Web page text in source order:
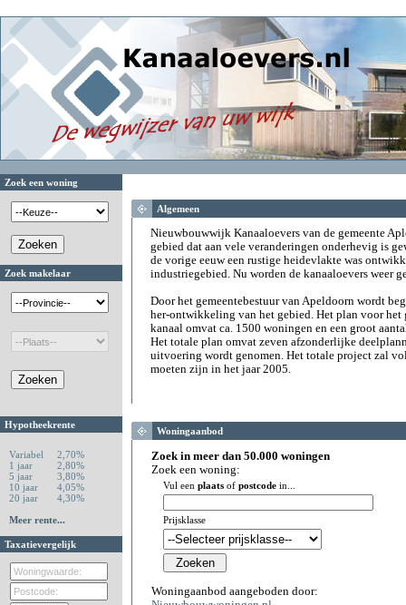
Zoek een woning
Zoek makelaar
Hypotheekrente
Variabel
2,70%
1 jaar
2,80%
5 jaar
3,80%
10 jaar
4,05%
20 jaar
4,30%
Meer rente...
Taxatievergelijk
Algemeen
Nieuwbouwwijk Kanaaloevers van de gemeente
gebied dat aan vele veranderingen onderhevig is
de vorige eeuw een rustige heidevlakte was
industriegebied. Nu worden de kanaaloevers weer
Door het gemeentebestuur van Apeldoorn wordt
her-ontwikkeling van het gebied. Het plan voor het
kanaal omvat ca. 1500 woningen en een groot
Het totale plan omvat zeven afzonderlijke
uitvoering wordt genomen. Het totale project zal
moeten zijn in het jaar 2005.
Woningaanbod
Zoek in meer dan 50.000 woningen
Zoek een woning:
Vul een plaats of postcode in...
Prijsklasse
Woningaanbod aangeboden door: